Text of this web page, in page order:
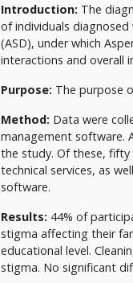
προσέγγιση της
προβληματισμό, όσον
οικογένειές τους.
Introduction: The
of individuals
(ASD), under which
interactions and overall
Purpose: The purpose
Method: Data were
management software.
the study. Of these, fifty
technical services, as
software.
Results: 44% of
stigma affecting their
educational level.
stigma. No significant